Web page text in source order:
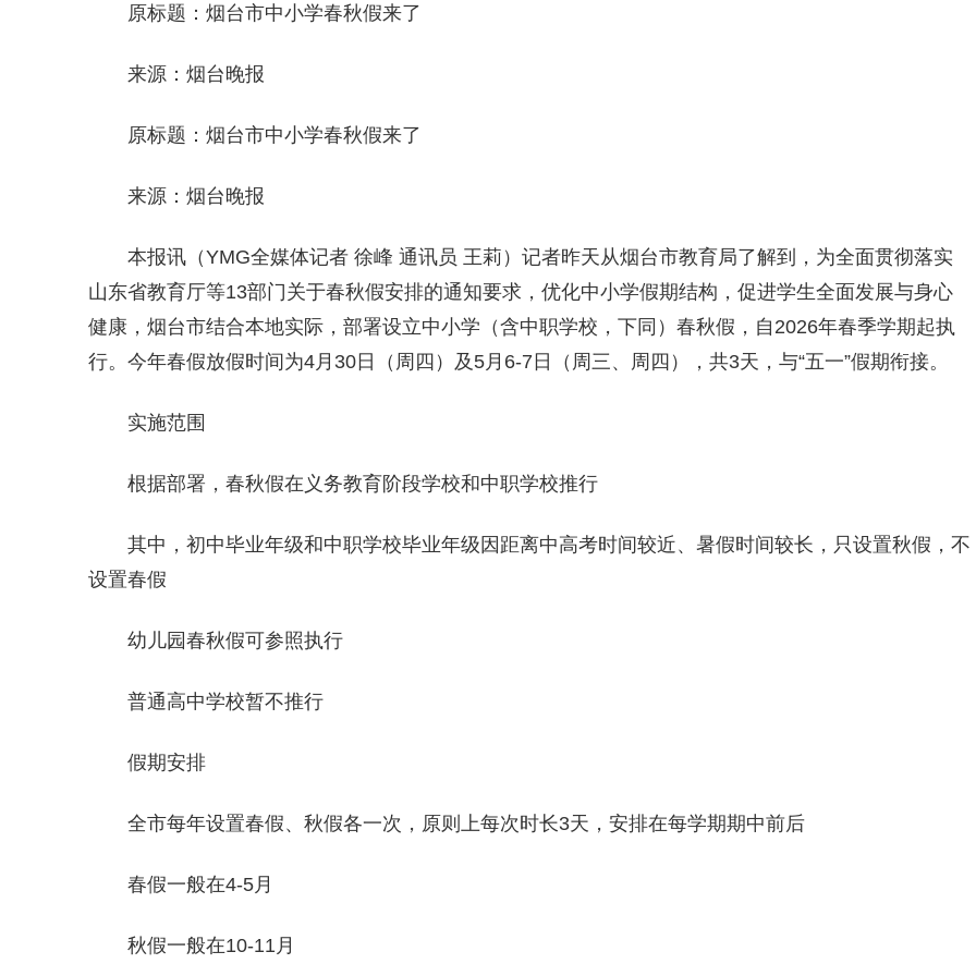
原标题：烟台市中小学春秋假来了
来源：烟台晚报
原标题：烟台市中小学春秋假来了
来源：烟台晚报
本报讯（YMG全媒体记者 徐峰 通讯员 王莉）记者昨天从烟台市教育局了解到，为全面贯彻落实
山东省教育厅等13部门关于春秋假安排的通知要求，优化中小学假期结构，促进学生全面发展与身心
健康，烟台市结合本地实际，部署设立中小学（含中职学校，下同）春秋假，自2026年春季学期起执
行。今年春假放假时间为4月30日（周四）及5月6-7日（周三、周四），共3天，与“五一”假期衔接。
实施范围
根据部署，春秋假在义务教育阶段学校和中职学校推行
其中，初中毕业年级和中职学校毕业年级因距离中高考时间较近、暑假时间较长，只设置秋假，不
设置春假
幼儿园春秋假可参照执行
普通高中学校暂不推行
假期安排
全市每年设置春假、秋假各一次，原则上每次时长3天，安排在每学期期中前后
春假一般在4-5月
秋假一般在10-11月